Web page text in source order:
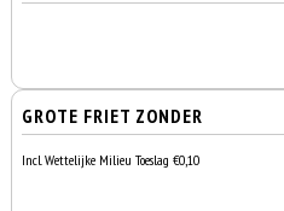
GROTE FRIET ZONDER
Incl. Wettelijke Milieu Toeslag €0,10